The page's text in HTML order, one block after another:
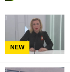
NEW